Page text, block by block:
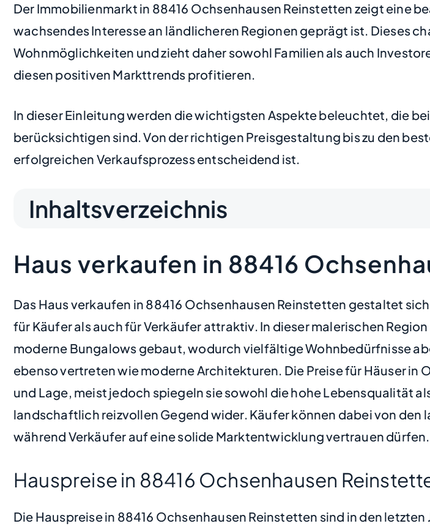
Der Immobilienmarkt in 88416 Ochsenhausen Reinstetten zeigt eine
wachsendes Interesse an ländlicheren Regionen geprägt ist. Dieses
Wohnmöglichkeiten und zieht daher sowohl Familien als auch
diesen positiven Markttrends profitieren.
In dieser Einleitung werden die wichtigsten Aspekte beleuchtet, die
berücksichtigen sind. Von der richtigen Preisgestaltung bis zu den
erfolgreichen Verkaufsprozess entscheidend ist.
Inhaltsverzeichnis
Haus verkaufen in 88416
Das Haus verkaufen in 88416 Ochsenhausen Reinstetten gestaltet
für Käufer als auch für Verkäufer attraktiv. In dieser malerischen
moderne Bungalows gebaut, wodurch vielfältige Wohnbedürfnisse
ebenso vertreten wie moderne Architekturen. Die Preise für Häuser
und Lage, meist jedoch spiegeln sie sowohl die hohe Lebensqualität
landschaftlich reizvollen Gegend wider. Käufer können dabei von
während Verkäufer auf eine solide Marktentwicklung vertrauen dürfen.
Hauspreise in 88416 Ochsenhausen
Die Hauspreise in 88416 Ochsenhausen Reinstetten sind in den